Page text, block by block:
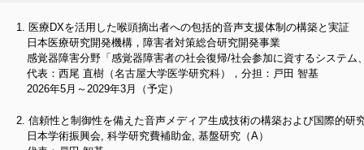
医療DXを活用した喉頭摘出者への包括的音声支援体制の構築と実証
日本医療研究開発機構，障害者対策総合研究開発事業
感覚器障害分野「感覚器障害者の社会復帰/社会参加に資するシステ
代表：西尾 直樹（名古屋大学医学研究科），分担：戸田 智基
2026年5月～2029年3月（予定）
信頼性と制御性を備えた音声メディア生成技術の構築および国際的研
日本学術振興会, 科学研究費補助金, 基盤研究（A）